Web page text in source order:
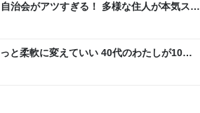
治会がアツすぎる！ 多様な住人が本気スキ
改善など“街の価値向上”戦略 東京・中央
と柔軟に変えていい 40代のわたしが10年
by イーアイデム